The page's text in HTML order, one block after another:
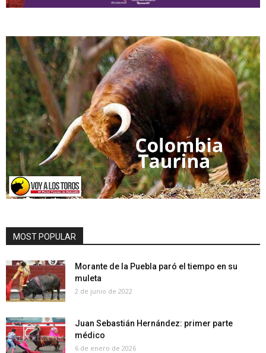
MOST POPULAR
Morante de la Puebla paró el tiempo en su
muleta
2 de junio de 2022
Juan Sebastián Hernández: primer parte
médico
6 de enero de 2026